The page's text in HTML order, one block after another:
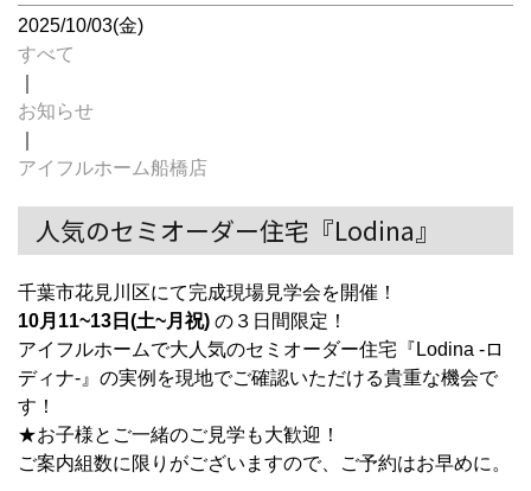
2025/10/03(金)
すべて
お知らせ
アイフルホーム船橋店
人気のセミオーダー住宅『Lodina』
千葉市花見川区にて完成現場見学会を開催！
10月11~13日(土~月祝) の３日間限定！
アイフルホームで大人気のセミオーダー住宅『Lodina -ロ
ディナ-』の実例を現地でご確認いただける貴重な機会で
す！
★お子様とご一緒のご見学も大歓迎！
ご案内組数に限りがございますので、ご予約はお早めに。